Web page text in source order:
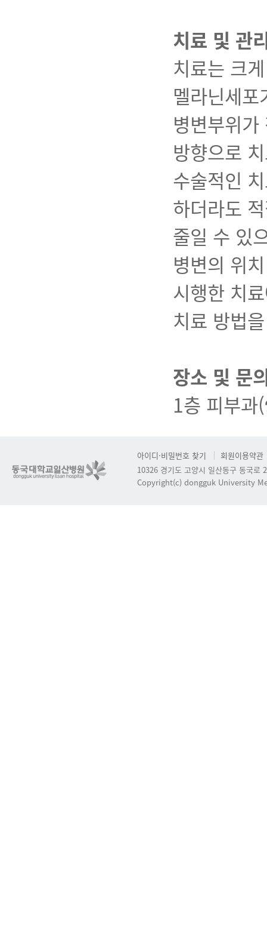
치료 및 관
치료는 크
멜라닌세
병변부위
방향으로
수술적인
하더라도
줄일 수 있
병변의 위
시행한 치
치료 방법
장소 및 문
1층 피부
아이디·비밀번호 찾기
회원이용약관
10326 경기도 고양시 일산동구 동국로
Copyright(c) dongguk University